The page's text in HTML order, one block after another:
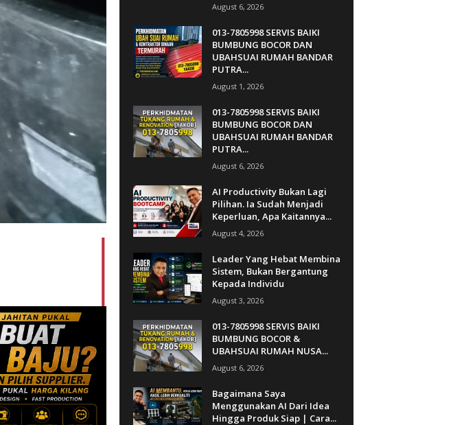
August 6, 2026
013-7805998 SERVIS BAIKI
BUMBUNG BOCOR DAN
UBAHSUAI RUMAH BANDAR
PUTRA...
August 1, 2026
013-7805998 SERVIS BAIKI
BUMBUNG BOCOR DAN
UBAHSUAI RUMAH BANDAR
PUTRA...
August 6, 2026
AI Productivity Bukan Lagi
Pilihan. Ia Sudah Menjadi
Keperluan, Apa Kaitannya...
August 4, 2026
Leader Yang Hebat Membina
Sistem, Bukan Bergantung
Kepada Individu
August 3, 2026
013-7805998 SERVIS BAIKI
BUMBUNG BOCOR &
UBAHSUAI RUMAH NUSA...
August 6, 2026
Bagaimana Saya
Menggunakan AI Dari Idea
Hingga Produk Siap | Cara...